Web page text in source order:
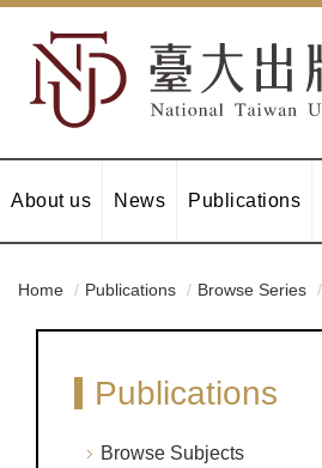
About us News Publications
Home Publications Browse Series
Publications
Browse Subjects